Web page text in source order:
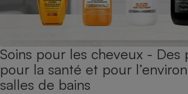
Soins pour les cheveux - Des
pour la santé et pour
salles de bains